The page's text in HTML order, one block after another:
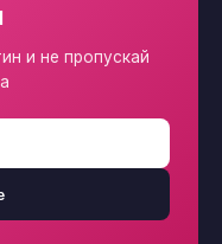
и не пропускай